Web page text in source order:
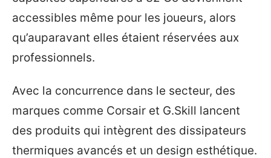
accessibles même pour les joueurs, alors
qu’auparavant elles étaient réservées aux
professionnels.
Avec la concurrence dans le secteur, des
marques comme Corsair et G.Skill lancent
des produits qui intègrent des dissipateurs
thermiques avancés et un design esthétique.